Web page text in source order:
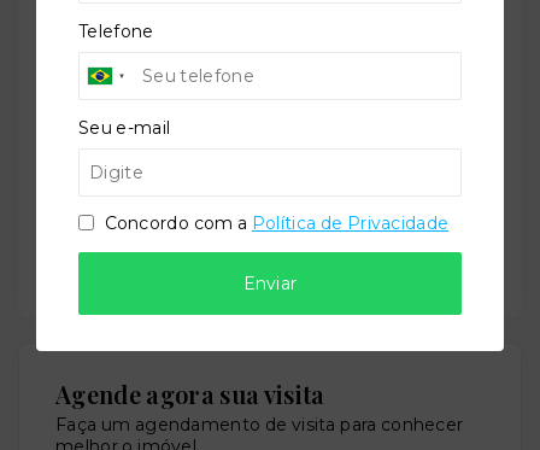
Concordo com a
Enviar por WhatsApp
nviar por E-mail
Agende agora sua visita
Faça um agendamento de visita para conhecer
Telefone
Seu e-mail
Concordo com a Política de Privacidade
Enviar